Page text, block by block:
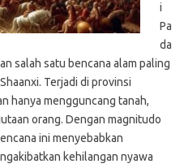
i
Pa
da
salah satu bencana alam paling
Terjadi di provinsi
hanya mengguncang tanah,
orang. Dengan magnitudo
ini menyebabkan
kehilangan nyawa